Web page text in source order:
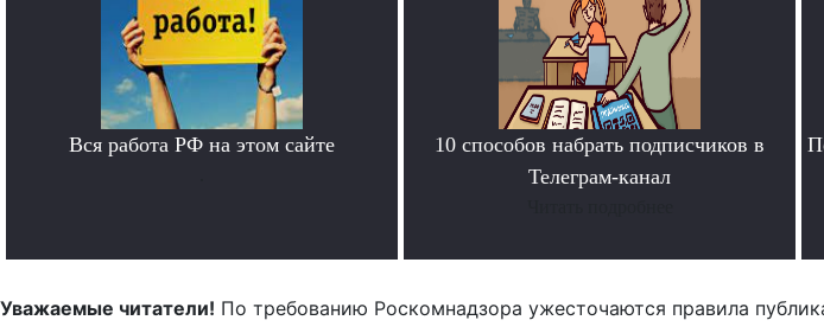
Вся работа РФ на этом сайте
10 способов набрать подписчиков в
Телеграм-канал
Уважаемые читатели! По требованию Роскомнадзора ужесточаются правила